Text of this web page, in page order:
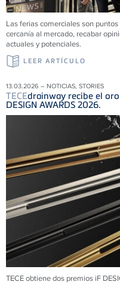
Las ferias comerciales son
cercanía al mercado, recabar
actuales y potenciales.
LEER ARTÍCULO
13.03.2026 – NOTICIAS, STORIES
TECEdrainway recibe el
DESIGN AWARDS 2026.
TECE obtiene dos premios iF